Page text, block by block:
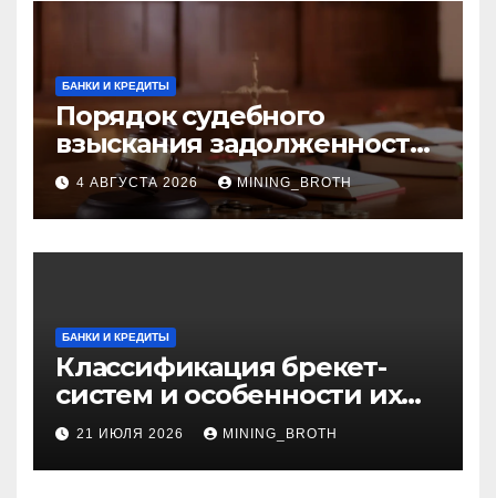
БАНКИ И КРЕДИТЫ
Порядок судебного
взыскания задолженности:
ключевые стадии и
нюансы
4 АВГУСТА 2026 MINING_BROTH
БАНКИ И КРЕДИТЫ
Классификация брекет-
систем и особенности их
установки
21 ИЮЛЯ 2026 MINING_BROTH